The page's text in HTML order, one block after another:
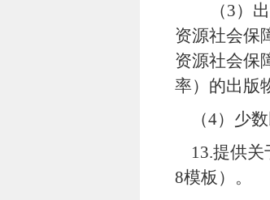
（3）
资源社会保
资源社会保
率）的出版
（4）少
13.提供关
8模板）。